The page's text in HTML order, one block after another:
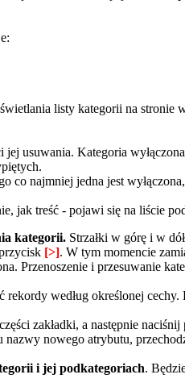
listy kategorii na
jej usuwania. Kategoria
najmniej jedna jest
jak treść - pojawi się na liście
kategorii. Strzałki w górę i w
[>]. W tym momencie
Przenoszenie i przesuwanie
rekordy według określonej
zakładki, a następnie
nowego atrybutu,
i jej podkategoriach.